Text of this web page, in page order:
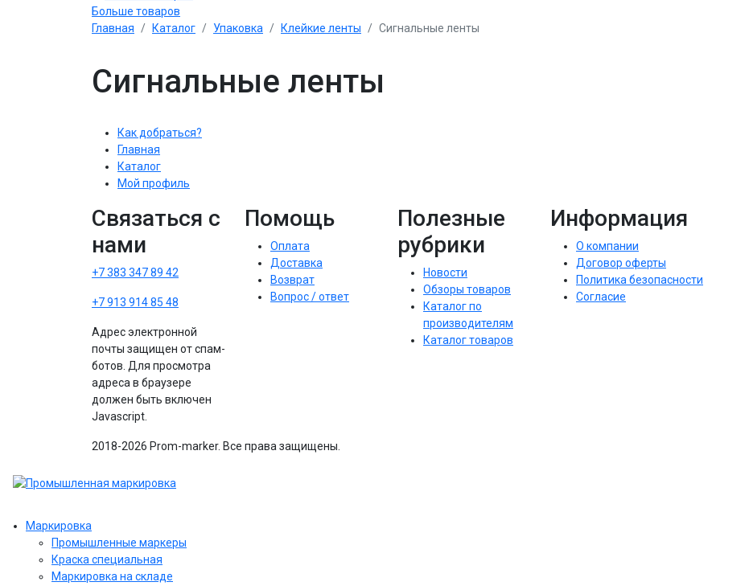
Больше товаров
Главная Каталог Упаковка Клейкие ленты Сигнальные ленты
Сигнальные ленты
Как добраться?
Главная
Каталог
Мой профиль
Связаться с
нами
+7 383 347 89 42
+7 913 914 85 48
Адрес электронной
почты защищен от спам-
ботов. Для просмотра
адреса в браузере
должен быть включен
Javascript.
Помощь
Оплата
Доставка
Возврат
Вопрос / ответ
Полезные
рубрики
Новости
Обзоры товаров
Каталог по
производителям
Каталог товаров
Информация
О компании
Договор оферты
Политика безопасности
Согласие
2018-2026 Prom-marker. Все права защищены.
Маркировка
Промышленные маркеры
Краска специальная
Маркировка на складе